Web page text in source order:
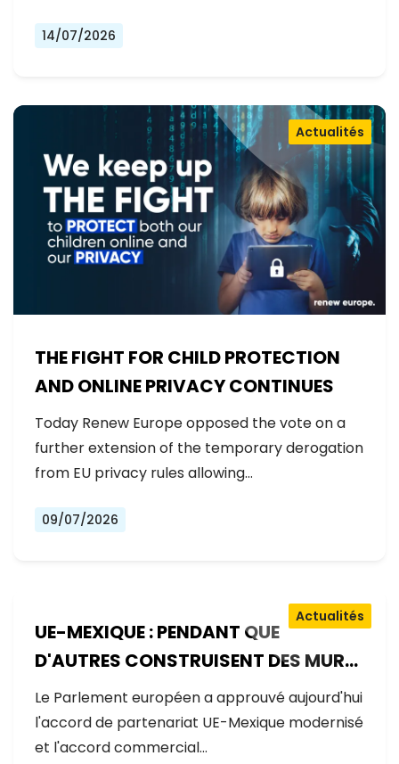
14/07/2026
THE FIGHT FOR CHILD PROTECTION
AND ONLINE PRIVACY CONTINUES
Actualités
Today Renew Europe opposed the vote on a
further extension of the temporary derogation
from EU privacy rules allowing…
09/07/2026
UE-MEXIQUE : PENDANT QUE
D'AUTRES CONSTRUISENT DES MURS,
L'EUROPE CONSTRUIT DES PONTS
Actualités
Le Parlement européen a approuvé aujourd'hui
l'accord de partenariat UE-Mexique modernisé
et l'accord commercial…